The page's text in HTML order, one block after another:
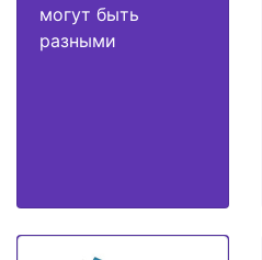
могут быть
разными